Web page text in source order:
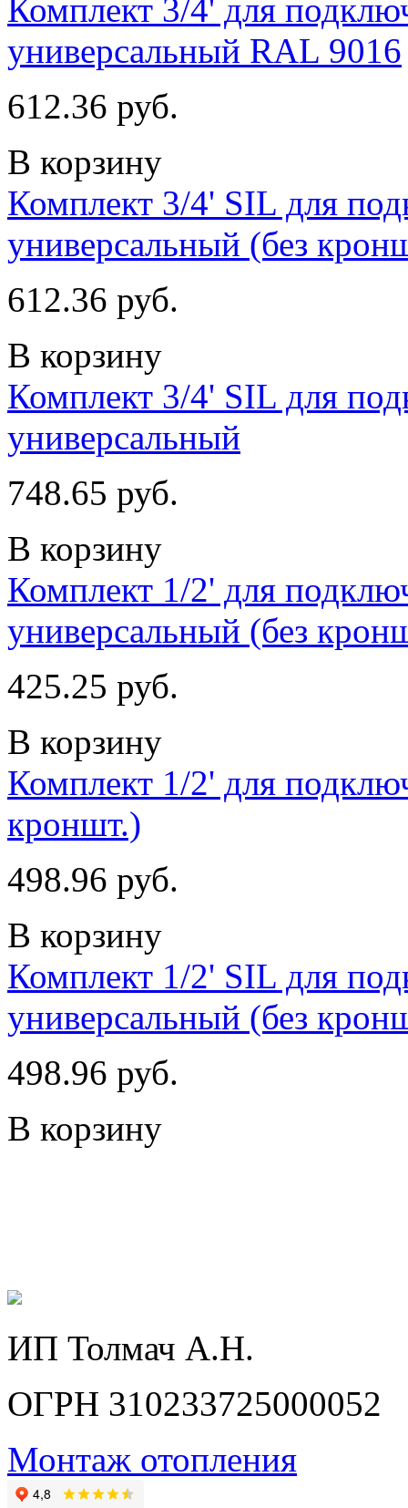
Комплект 3/4' для
универсальный RAL 9016
612.36 руб.
В корзину
Комплект 3/4' SIL для
универсальный (без
612.36 руб.
В корзину
Комплект 3/4' SIL для
универсальный
748.65 руб.
В корзину
Комплект 1/2' для
универсальный (без
425.25 руб.
В корзину
Комплект 1/2' для
кроншт.)
498.96 руб.
В корзину
Комплект 1/2' SIL для
универсальный (без
498.96 руб.
В корзину
ИП Толмач А.Н.
ОГРН 310233725000052
Монтаж отопления